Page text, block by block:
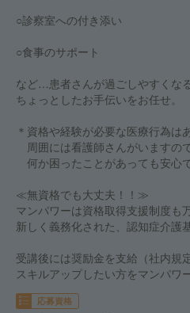
○診察室への付き添い
○食事のサポート
など…患者さんが過ごしやすくな
ちょっとしたお手伝いをお任せ。
＊資格や経験が必要な医療行為は
周囲には看護師さんがいますので
何か困ったことがあっても安心で
≪無資格でも大丈夫！！≫
マンパワーは資格取得支援制度も
新しく義務化された、認知症介護
受講後には奨励金を支給（社内規
スキルアップしたい方をマンパワ
応募資格